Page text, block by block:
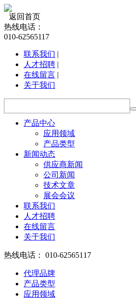
返回首页
热线电话：
010-62565117
联系我们 |
人才招聘 |
在线留言 |
关于我们
产品中心
应用领域
产品类型
新闻动态
供应商新闻
公司新闻
技术文章
展会会议
联系我们
人才招聘
在线留言
关于我们
热线电话： 010-62565117
代理品牌
产品类型
应用领域